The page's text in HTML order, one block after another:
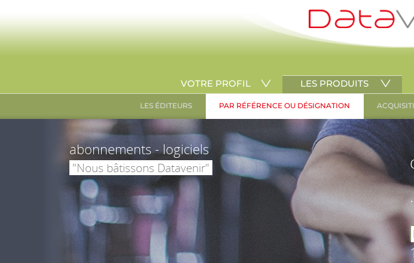
VOTRE PROFIL LES PRODUITS
LES ÉDITEURS PAR RÉFÉRENCE OU DÉSIGNATION
abonnements - logiciels
"Nous bâtissons Datavenir"